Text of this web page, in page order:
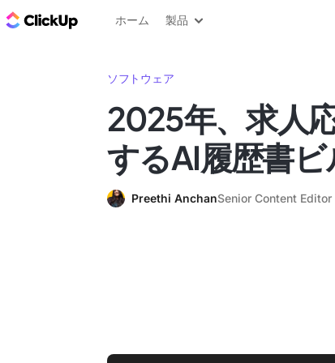
ClickUp ブログ
ホーム 製品
ソフトウェア
2025年、求人
するAI履歴書ビ
Preethi AnchanSenior Content Editor